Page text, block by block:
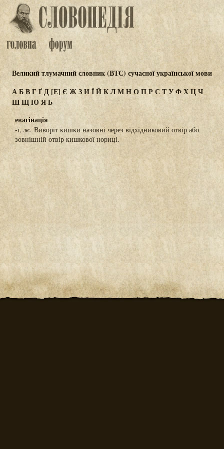
Великий тлумачний словник (ВТС) сучасної української мови
АБВГҐД[Е] Є ЖЗИЇЙКЛМНОПР СТУФХЦЧ
ШЩЮЯЬ
евагінація
-ї, ж. Виворіт кишки назовні через відхідниковий отвір або
зовнішній отвір кишкової нориці.